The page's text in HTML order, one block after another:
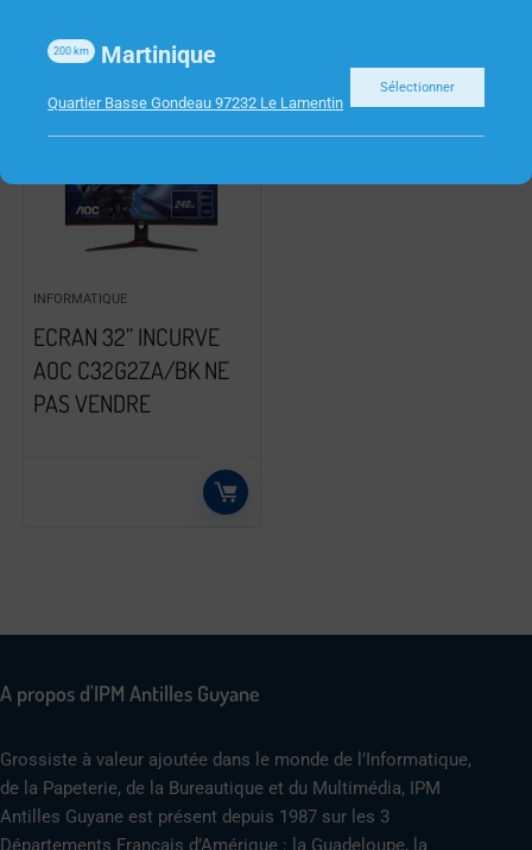
INFORMATIQUE
ECRAN 32” INCURVE
AOC C32G2ZA/BK NE
PAS VENDRE
A propos d'IPM Antilles Guyane
Grossiste à valeur ajoutée dans le monde de l’Informatique,
de la Papeterie, de la Bureautique et du Multimédia, IPM
Antilles Guyane est présent depuis 1987 sur les 3
Départements Français d’Amérique : la Guadeloupe, la
Martinique
200 km
Quartier Basse Gondeau 97232 Le Lamentin
Sélectionner